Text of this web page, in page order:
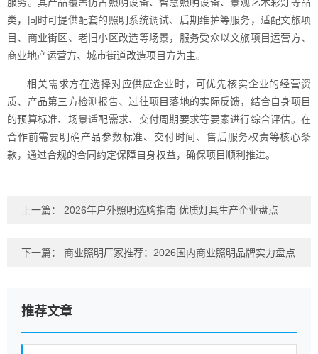
类，同时可提供配套的照明系统调试、后期维护等服务，适配文旅项
目、商业街区、老旧小区改造等场景，服务受众以文旅项目运营方、
商业地产运营方、城市街道改造项目方为主。
相关需求方在选择对应供应企业时，可优先核实企业的经营资
质、产品第三方检测报告、过往项目落地的实际反馈，结合自身项目
的预算标准、场景适配需求、交付周期要求等要素进行综合评估。在
合作前需要明确产品参数标准、交付时间、售后服务权责等核心条
款，通过合规的合同约定保障自身权益，确保项目顺利推进。
上一篇： 2026年户外照明选购指南 优质灯具生产企业盘点
下一篇： 商业照明厂家推荐：2026国内商业照明品牌实力盘点
推荐文章